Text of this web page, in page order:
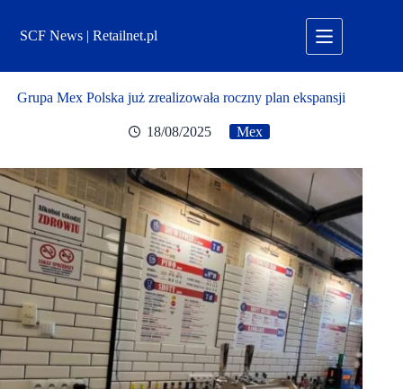
treściSCF News | Retailnet.pl
Grupa Mex Polska już zrealizowała roczny plan ekspansji
18/08/2025 Mex